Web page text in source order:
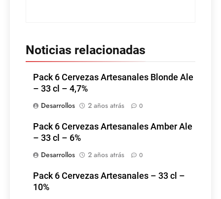
Noticias relacionadas
Pack 6 Cervezas Artesanales Blonde Ale
– 33 cl – 4,7%
Desarrollos
2 años atrás 0
Pack 6 Cervezas Artesanales Amber Ale
– 33 cl – 6%
Desarrollos
2 años atrás 0
Pack 6 Cervezas Artesanales – 33 cl –
10%